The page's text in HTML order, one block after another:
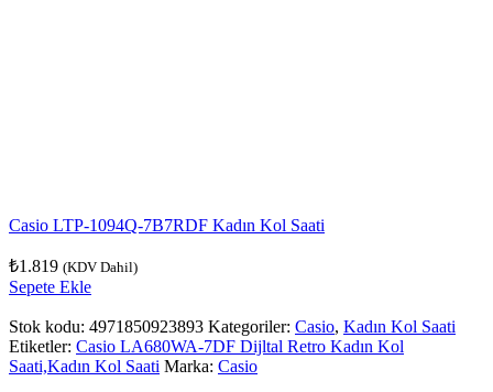
Casio LTP-1094Q-7B7RDF Kadın Kol Saati
₺1.819 (KDV Dahil)
Sepete Ekle
Stok kodu: 4971850923893 Kategoriler: Casio, Kadın Kol Saati
Etiketler: Casio LA680WA-7DF Dijltal Retro Kadın Kol
Saati,Kadın Kol Saati Marka: Casio